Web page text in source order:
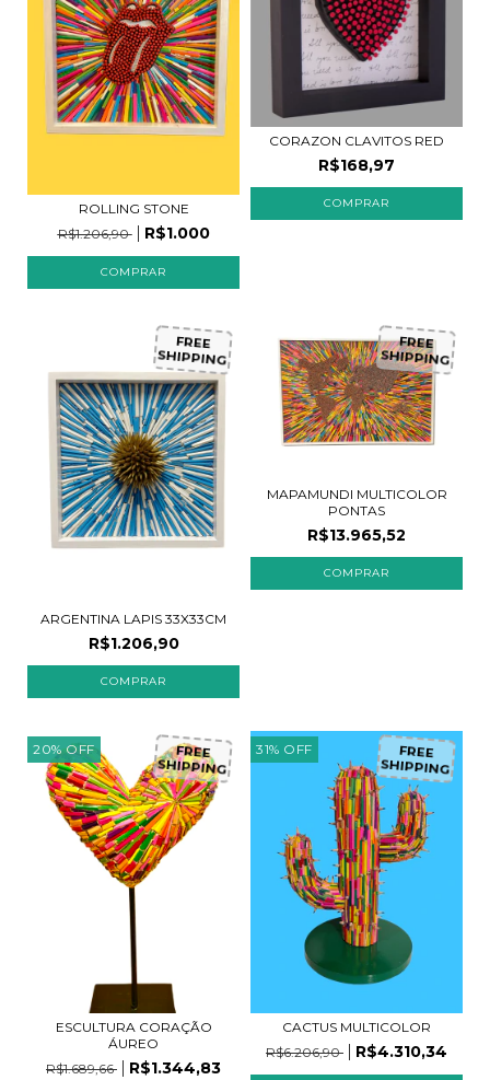
ROLLING STONE
R$1.206,90
R$1.000
CORAZON CLAVITOS RED
R$168,97
COMPRAR
FREE
SHIPPING
ARGENTINA LAPIS 33X33CM
R$1.206,90
FREE
SHIPPING
MAPAMUNDI MULTICOLOR
PONTAS
R$13.965,52
20%OFF FREE
SHIPPING
ESCULTURA CORAÇÃO
ÁUREO
R$1.689,66
R$1.344,83
31% OFF FREE
SHIPPING
CACTUS MULTICOLOR
R$6.206,90
R$4.310,34